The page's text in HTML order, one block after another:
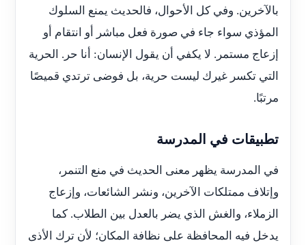
بالآخرين. وفي كل الأحوال، فالحديث يمنع السلوك
المؤذي سواء جاء في صورة فعل مباشر أو انتقام أو
إزعاج مستمر. لا يكفي أن يقول الإنسان: أنا حر. الحرية
التي تكسر غيرك ليست حرية، بل فوضى ترتدي قميصًا
مرتبًا.
تطبيقات في المدرسة
في المدرسة يظهر معنى الحديث في منع التنمر،
وإتلاف ممتلكات الآخرين، ونشر الشائعات، وإزعاج
الزملاء، والغش الذي يضر بالعدل بين الطلاب. كما
يدخل فيه المحافظة على نظافة المكان؛ لأن ترك الأذى